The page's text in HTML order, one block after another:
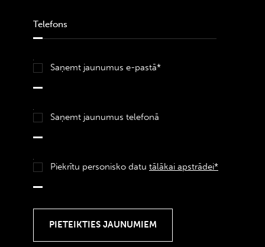
Saņemt jaunumus e-pastā*
Saņemt jaunumus telefonā
Piekrītu personisko datu tālākai apstrādei*